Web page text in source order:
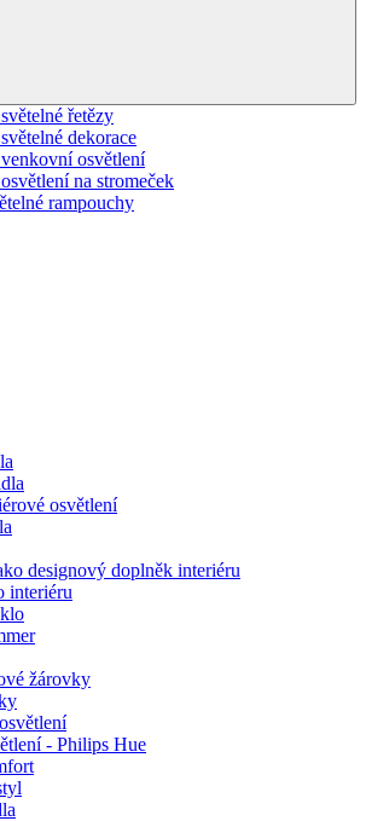
řetězy
dekorace
osvětlení
na stromeček
rampouchy
osvětlení
designový doplněk interiéru
interiéru
žárovky
- Philips Hue